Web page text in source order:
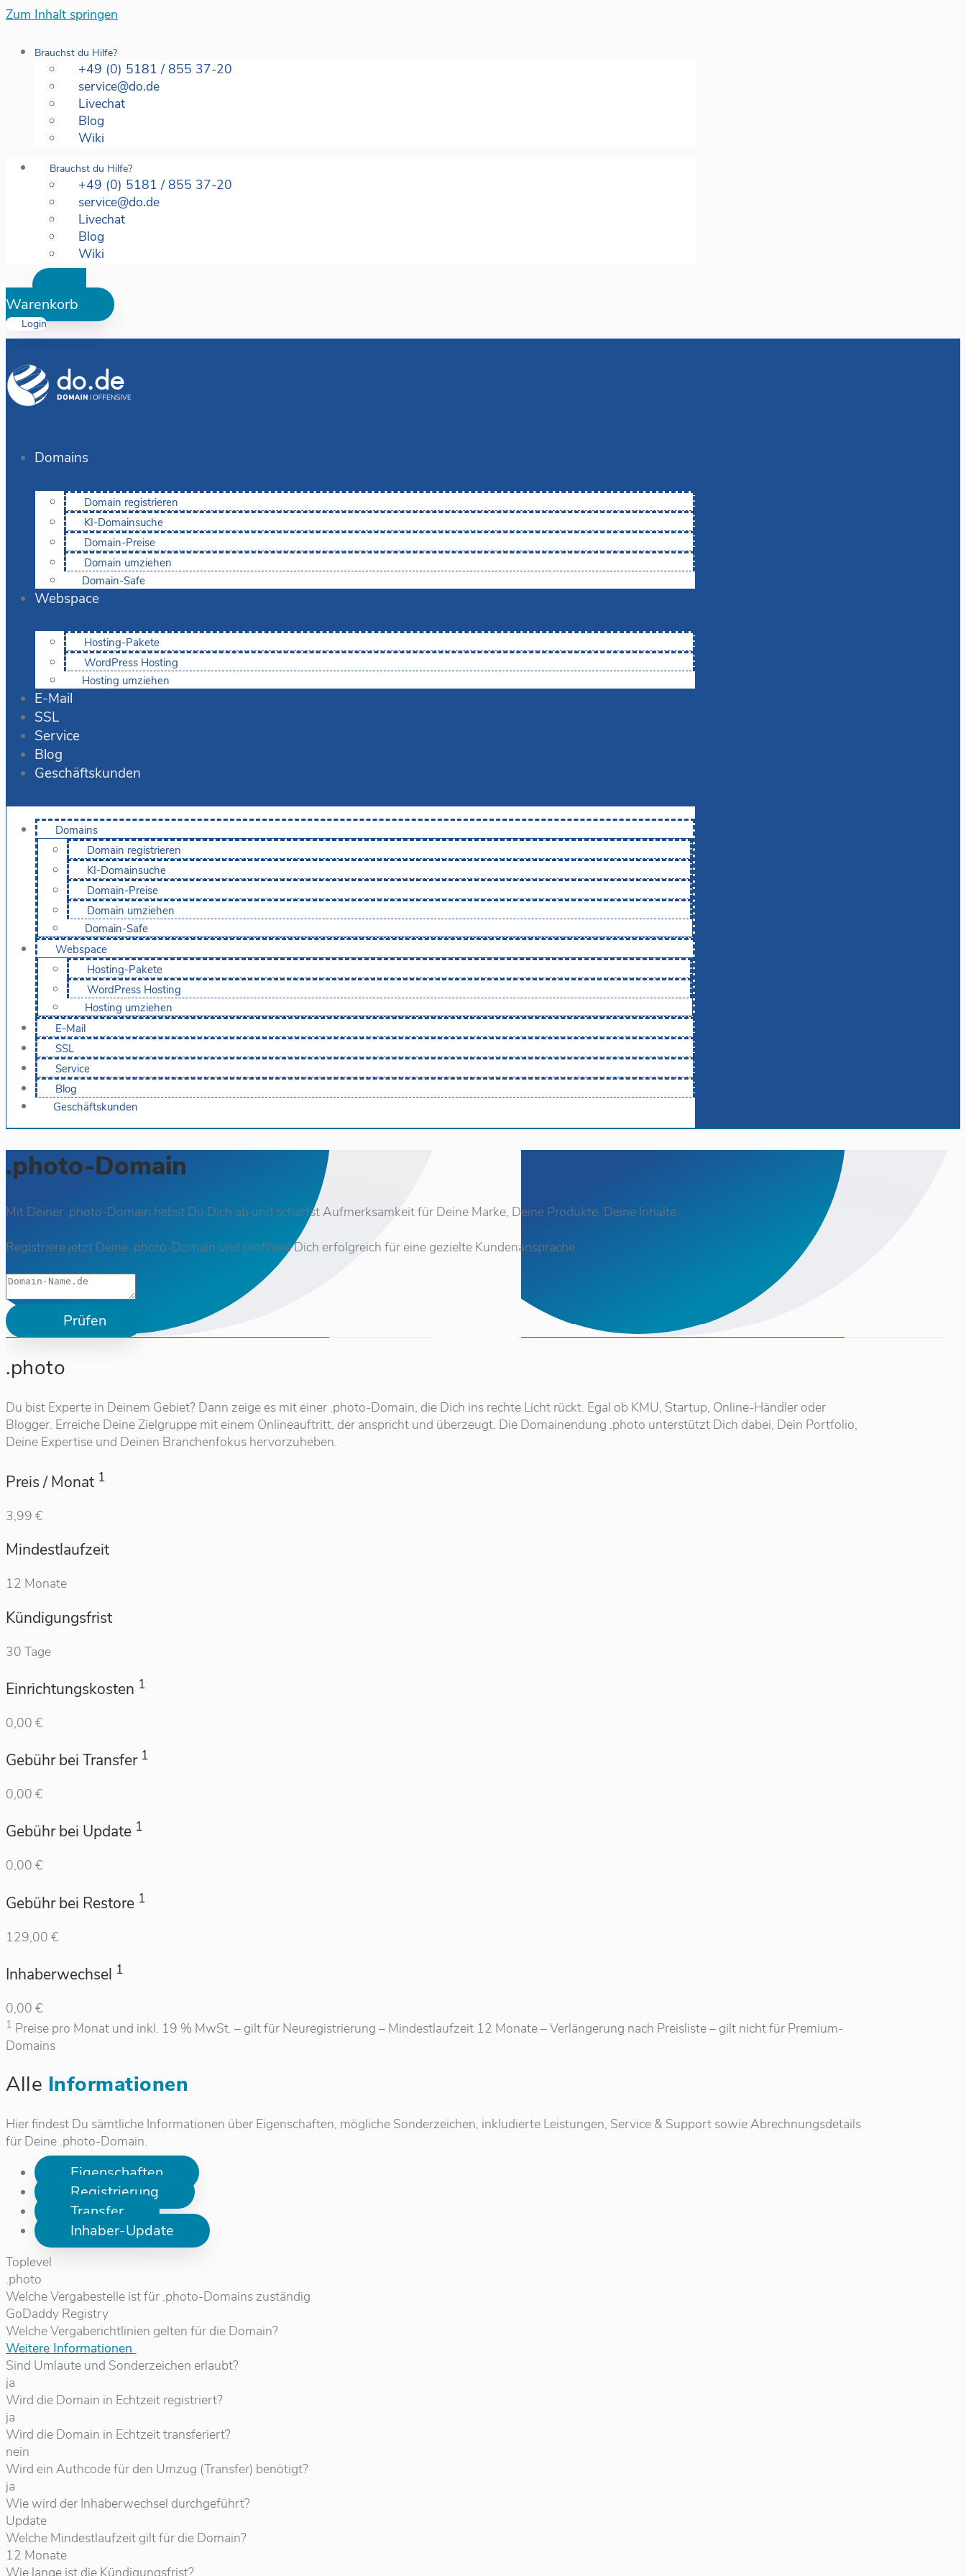
Zum Inhalt springen
Brauchst du Hilfe?
+49 (0) 5181 / 855 37-20
service@do.de
Livechat
Blog
Wiki
Brauchst du Hilfe?
+49 (0) 5181 / 855 37-20
service@do.de
Livechat
Blog
Wiki
Warenkorb
Login
Domains
Domain registrieren
KI-Domainsuche
Domain-Preise
Domain umziehen
Domain-Safe
Webspace
Hosting-Pakete
WordPress Hosting
Hosting umziehen
E-Mail
SSL
Service
Blog
Geschäftskunden
Domains
Domain registrieren
KI-Domainsuche
Domain-Preise
Domain umziehen
Domain-Safe
Webspace
Hosting-Pakete
WordPress Hosting
Hosting umziehen
E-Mail
SSL
Service
Blog
Geschäftskunden
.photo-Domain
Mit Deiner .photo-Domain hebst Du Dich ab und schaffst Aufmerksamkeit für Deine Marke, Deine Produkte, Deine Inhalte.
Registriere jetzt Deine .photo-Domain und profiliere Dich erfolgreich für eine gezielte Kundenansprache.
Prüfen
.photo
Du bist Experte in Deinem Gebiet? Dann zeige es mit einer .photo-Domain, die Dich ins rechte Licht rückt. Egal ob KMU, Startup, Online-Händler oder
Blogger. Erreiche Deine Zielgruppe mit einem Onlineauftritt, der anspricht und überzeugt. Die Domainendung .photo unterstützt Dich dabei, Dein Portfolio,
Deine Expertise und Deinen Branchenfokus hervorzuheben.
Preis / Monat 1
3,99 €
Mindestlaufzeit
12 Monate
Kündigungsfrist
30 Tage
Einrichtungskosten 1
0,00 €
Gebühr bei Transfer 1
0,00 €
Gebühr bei Update 1
0,00 €
Gebühr bei Restore 1
129,00 €
Inhaberwechsel 1
0,00 €
1 Preise pro Monat und inkl. 19 % MwSt. – gilt für Neuregistrierung – Mindestlaufzeit 12 Monate – Verlängerung nach Preisliste – gilt nicht für Premium-
Domains
Alle Informationen
Hier findest Du sämtliche Informationen über Eigenschaften, mögliche Sonderzeichen, inkludierte Leistungen, Service & Support sowie Abrechnungsdetails
für Deine .photo-Domain.
Eigenschaften
Registrierung
Transfer
Inhaber-Update
Toplevel
.photo
Welche Vergabestelle ist für .photo-Domains zuständig
GoDaddy Registry
Welche Vergaberichtlinien gelten für die Domain?
Weitere Informationen
Sind Umlaute und Sonderzeichen erlaubt?
ja
Wird die Domain in Echtzeit registriert?
ja
Wird die Domain in Echtzeit transferiert?
nein
Wird ein Authcode für den Umzug (Transfer) benötigt?
ja
Wie wird der Inhaberwechsel durchgeführt?
Update
Welche Mindestlaufzeit gilt für die Domain?
12 Monate
Wie lange ist die Kündigungsfrist?